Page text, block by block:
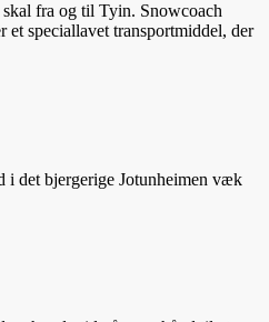
fra og til Tyin. Snowcoach
et speciallavet transportmiddel, der
i det bjergerige Jotunheimen væk